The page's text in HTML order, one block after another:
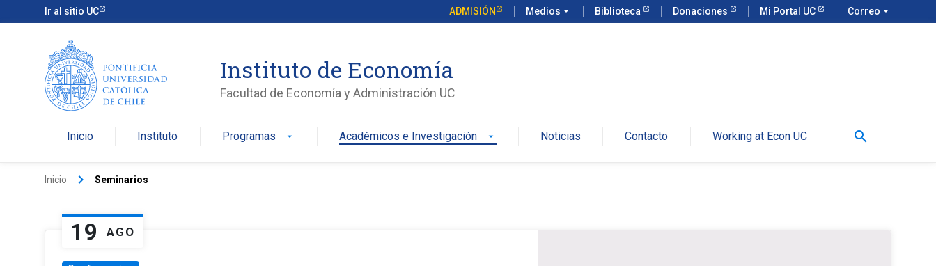
Ir al sitio UC ADMISIÓN Medios arrow_drop_down Biblioteca Donaciones Mi Portal UC Correo arrow_drop_down
Instituto de Economía
Facultad de Economía y Administración UC
Inicio Instituto Programas arrow_drop_down Académicos e Investigación arrow_drop_down Noticias Contacto Working at Econ UC search
Inicio keyboard_arrow_right Seminarios
19 AGO